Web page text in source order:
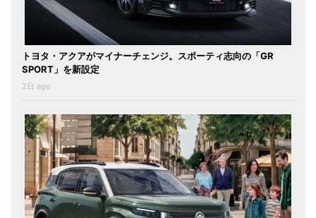
トヨタ・アクアがマイナーチェンジ。スポーティ志向の「GR
SPORT」を新設定
2日 ago